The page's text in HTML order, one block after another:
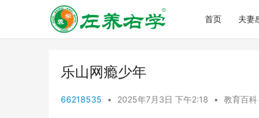
首页 夫妻
乐山网瘾少年
66218535 • 2025年7月3日 下午2:18 • 教育百科